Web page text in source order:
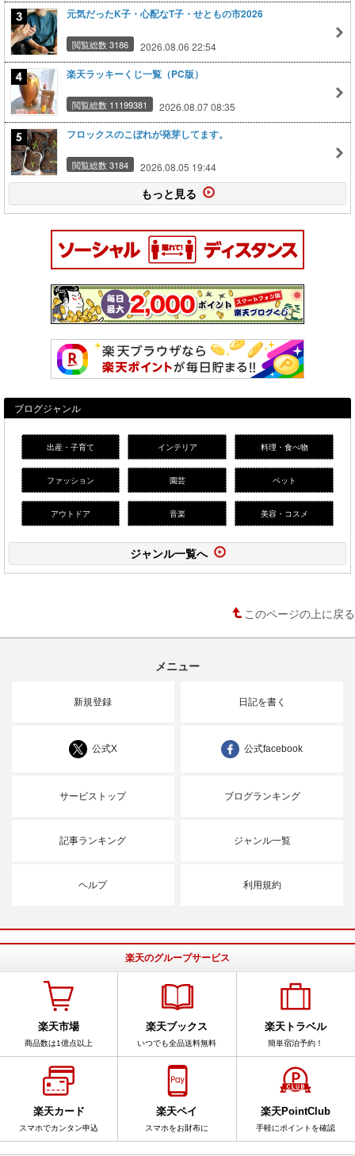
元気だったK子・心配なT子・せともの市2026
閲覧総数 3186 2026.08.06 22:54
楽天ラッキーくじ一覧（PC版）
閲覧総数 11199381 2026.08.07 08:35
フロックスのこぼれが発芽してます。
閲覧総数 3184 2026.08.05 19:44
もっと見る
ブログジャンル
出産・子育て インテリア 料理・食べ物
ファッション 園芸 ペット
アウトドア 音楽 美容・コスメ
ジャンル一覧へ
このページの上に戻る
メニュー
新規登録 日記を書く
公式X 公式facebook
サービストップ ブログランキング
記事ランキング ジャンル一覧
ヘルプ 利用規約
楽天のグループサービス
楽天市場
商品数は1億点以上
楽天ブックス
いつでも全品送料無料
楽天トラベル
簡単宿泊予約！
楽天カード
スマホでカンタン申込
楽天ペイ
スマホをお財布に
楽天PointClub
手軽にポイントを確認